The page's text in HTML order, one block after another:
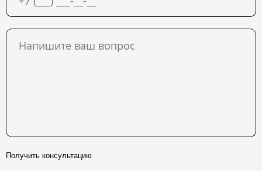
Получить консультацию